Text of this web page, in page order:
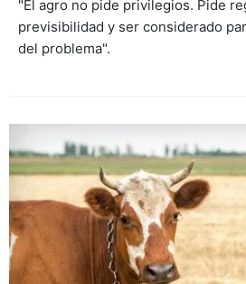
"El agro no pide privilegios. Pide
previsibilidad y ser considerado
del problema".